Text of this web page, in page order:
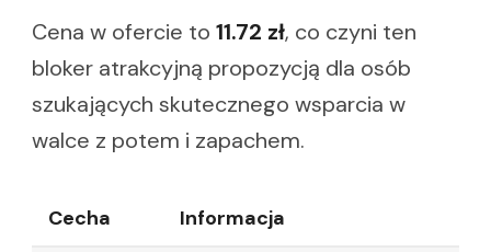
Cena w ofercie to 11.72 zł, co czyni ten
bloker atrakcyjną propozycją dla osób
szukających skutecznego wsparcia w
walce z potem i zapachem.
Cecha Informacja